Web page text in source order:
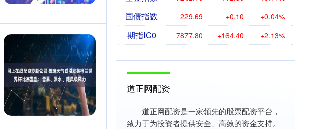
国债指数 229.69 +0.10 +0.04%
期指IC0 7877.80 +164.40 +2.13%
道正网配资
道正网配资是一家领先的股票配资平台，
致力于为投资者提供安全、高效的资金支持。